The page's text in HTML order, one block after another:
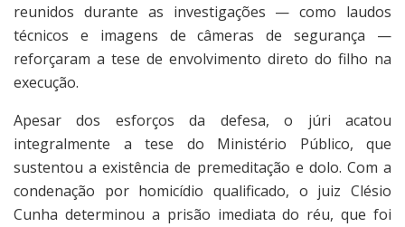
reunidos durante as investigações — como laudos
técnicos e imagens de câmeras de segurança —
reforçaram a tese de envolvimento direto do filho na
execução.
Apesar dos esforços da defesa, o júri acatou
integralmente a tese do Ministério Público, que
sustentou a existência de premeditação e dolo. Com a
condenação por homicídio qualificado, o juiz Clésio
Cunha determinou a prisão imediata do réu, que foi